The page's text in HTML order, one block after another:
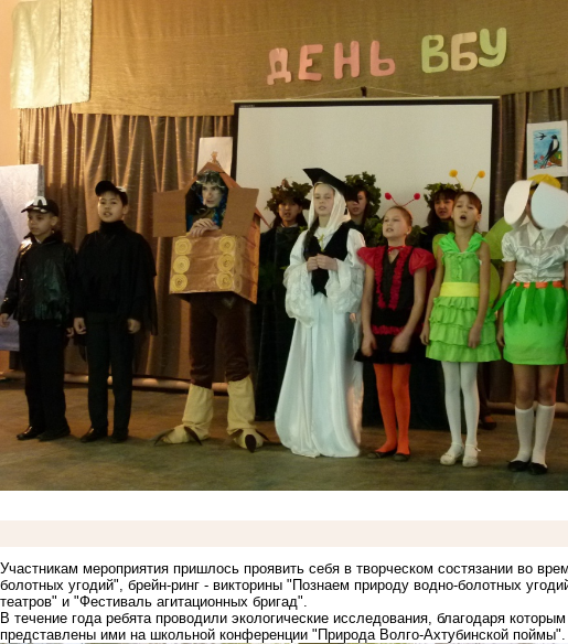
Участникам мероприятия пришлось проявить себя в творческом состязании во
болотных угодий", брейн-ринг - викторины "Познаем природу водно-болотных
театров" и "Фестиваль агитационных бригад".
В течение года ребята проводили экологические исследования, благодаря
представлены ими на школьной конференции "Природа Волго-Ахтубинской поймы".